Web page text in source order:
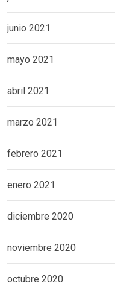
junio 2021
mayo 2021
abril 2021
marzo 2021
febrero 2021
enero 2021
diciembre 2020
noviembre 2020
octubre 2020